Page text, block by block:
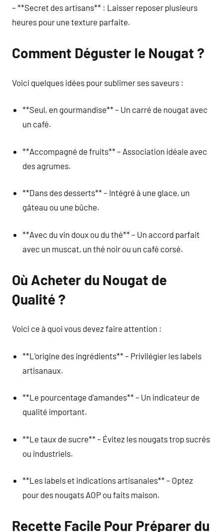
– **Secret des artisans** : Laisser reposer plusieurs
heures pour une texture parfaite.
Comment Déguster le Nougat ?
Voici quelques idées pour sublimer ses saveurs :
**Seul, en gourmandise** – Un carré de nougat avec
un café.
**Accompagné de fruits** – Association idéale avec
des agrumes.
**Dans des desserts** – Intégré à une glace, un
gâteau ou une bûche.
**Avec du vin doux ou du thé** – Un accord parfait
avec un muscat, un thé noir ou un café corsé.
Où Acheter du Nougat de
Qualité ?
Voici ce à quoi vous devez faire attention :
**L’origine des ingrédients** – Privilégier les labels
artisanaux.
**Le pourcentage d’amandes** – Un indicateur de
qualité important.
**Le taux de sucre** – Évitez les nougats trop sucrés
ou industriels.
**Les labels et indications artisanales** – Optez
pour des nougats AOP ou faits maison.
Recette Facile Pour Préparer du